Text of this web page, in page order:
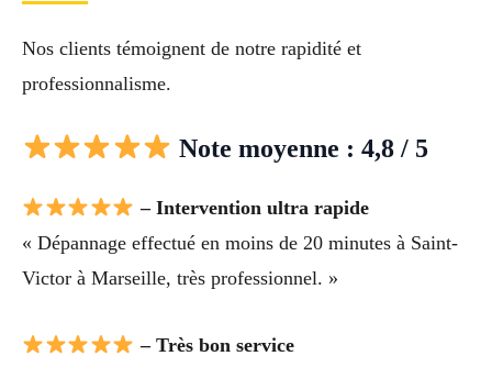
Nos clients témoignent de notre rapidité et
professionnalisme.
Note moyenne : 4,8 / 5
– Intervention ultra rapide
« Dépannage effectué en moins de 20 minutes à Saint-
Victor à Marseille, très professionnel. »
– Très bon service